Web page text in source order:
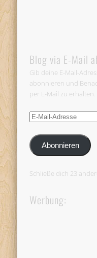
Blog via E-Mail
Gib deine E-Mail-
abonnieren und
per E-Mail zu erhalten.
E-
Adresse
Abonnieren
Schließe dich 23
Werbung: